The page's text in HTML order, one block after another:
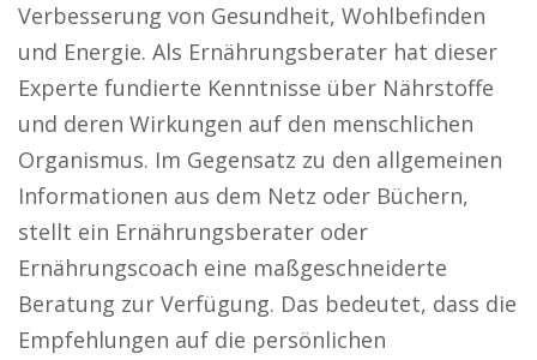
Verbesserung von Gesundheit, Wohlbefinden
und Energie. Als Ernährungsberater hat dieser
Experte fundierte Kenntnisse über Nährstoffe
und deren Wirkungen auf den menschlichen
Organismus. Im Gegensatz zu den allgemeinen
Informationen aus dem Netz oder Büchern,
stellt ein Ernährungsberater oder
Ernährungscoach eine maßgeschneiderte
Beratung zur Verfügung. Das bedeutet, dass die
Empfehlungen auf die persönlichen